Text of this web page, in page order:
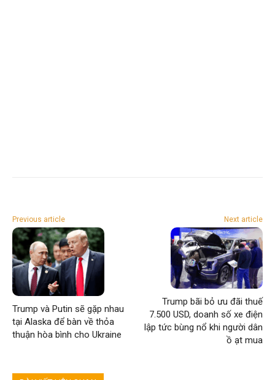
Previous article
Trump và Putin sẽ gặp nhau
tại Alaska để bàn về thỏa
thuận hòa bình cho Ukraine
Next article
Trump bãi bỏ ưu đãi thuế
7.500 USD, doanh số xe điện
lập tức bùng nổ khi người dân
ồ ạt mua